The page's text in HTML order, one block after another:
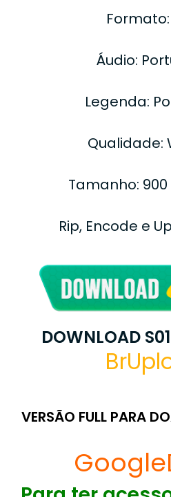
Formato:
Áudio:
Legenda:
Qualidade:
Tamanho: 900
Rip, Encode e
DOWNLOAD
VERSÃO FULL PARA